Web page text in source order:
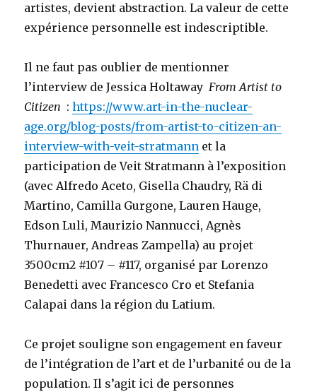
artistes, devient abstraction. La valeur de cette
expérience personnelle est indescriptible.
Il ne faut pas oublier de mentionner
l’interview de Jessica HoltawayFrom Artist to
Citizen :https://www.art-in-the-nuclear-
age.org/blog-posts/from-artist-to-citizen-an-
interview-with-veit-stratmann et la
participation de Veit Stratmann à l’exposition
(avec Alfredo Aceto, Gisella Chaudry, Rä di
Martino, Camilla Gurgone, Lauren Hauge,
Edson Luli, Maurizio Nannucci, Agnès
Thurnauer, Andreas Zampella) au projet
3500cm2 #107 – #117, organisé par Lorenzo
Benedetti avec Francesco Cro et Stefania
Calapai dans la région du Latium.
Ce projet souligne son engagement en faveur
de l’intégration de l’art et de l’urbanité ou de la
population. Il s’agit ici de personnes